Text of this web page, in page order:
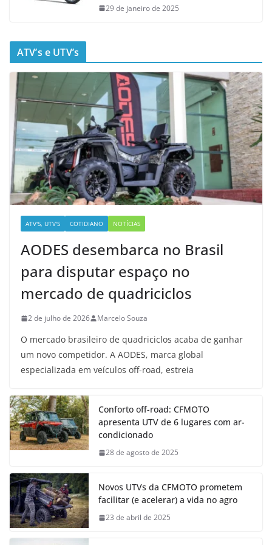
29 de janeiro de 2025
ATV’s e UTV’s
ATV'S, UTV'S COTIDIANO NOTÍCIAS
AODES desembarca no Brasil
para disputar espaço no
mercado de quadriciclos
2 de julho de 2026 Marcelo Souza
O mercado brasileiro de quadriciclos acaba de ganhar
um novo competidor. A AODES, marca global
especializada em veículos off-road, estreia
Conforto off-road: CFMOTO
apresenta UTV de 6 lugares com ar-
condicionado
28 de agosto de 2025
Novos UTVs da CFMOTO prometem
facilitar (e acelerar) a vida no agro
23 de abril de 2025